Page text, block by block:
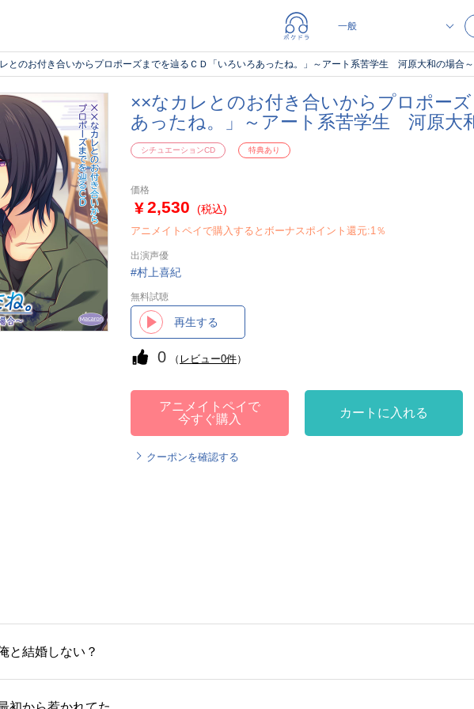
とのお付き合いからプロポーズまでを辿るＣＤ「いろいろあったね。」～アート系苦学生 河原大和の場合～
××なカレとのお付き合いからプロポー
あったね。」～アート系苦学生 河原大
シチュエーションCD 特典あり
価格
2,530 (税込)
アニメイトペイで購入するとボーナスポイント還元:1％
出演声優
村上喜紀
無料試聴
再生する
0 （ レビュー0件）
アニメイトペイで
今すぐ購入
カートに入れる
クーポンを確認する
と結婚しない？